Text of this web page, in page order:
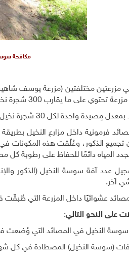
مكافحة
مزرعتين مختلفتين (مزرعة يوسف
يقارب 300 شجرة نخيل، بأعمار مختلفة (من 6 إلى 30 سنة).
مِصيدة واحدة لكل 30 شجرة نخيل.
المياه دائمًا للحفاظ على رطوبة
عدد آفة سوسة النخيل (الذكور
آخر.
عشوائيًا داخل المزرعة التي طُبقّت
على النحو التالي:
النخيل في المصائد التي وُضعت في
(سوسة النخيل) المصطادة في كل